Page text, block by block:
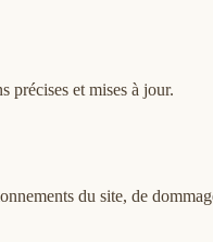
précises et mises à jour.
du site, de